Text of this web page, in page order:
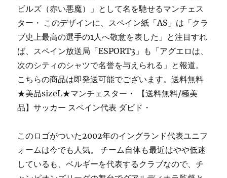
ビルズ（赤い悪魔）」として名を馳せるマンチェス
ター・ このデザインに、スペイン紙「AS」は「クラ
ブ史上最高の選手の1人へ敬意を表した」と注目すれ
ば、スペイン放送局「ESPORT3」も「アグエロは、
次のシティのシャツで名誉を与えられる」と報道。
こちらの商品は即発送可能でございます。送料無料
★美品sizeL★マンチェスター・ 【送料無料/極美
品】サッカー スペイン代表 ダビド・
このロゴがついた2002年のイングランド代表ユニフ
ォームは今でも人気。 チーム自体も最近はやや低迷
しているも、ベルギーを代表するクラブなので、チ